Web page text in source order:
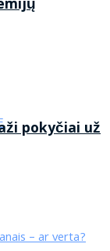
pokyčiai už